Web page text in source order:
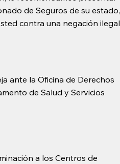
de Seguros de su estado,
contra una negación ilegal
ante la Oficina de Derechos
de Salud y Servicios
a los Centros de